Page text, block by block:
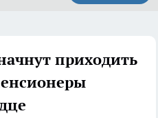
приходить